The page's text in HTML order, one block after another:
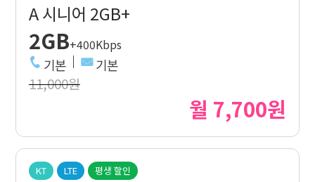
A 시니어 2GB+
2GB+400Kbps
기본 기본
11,000원
월 7,700원
KT LTE 평생 할인